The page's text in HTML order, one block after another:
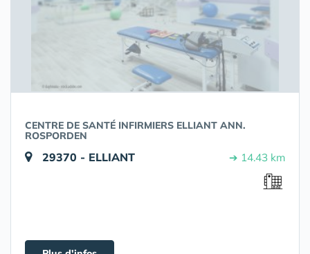
CENTRE DE SANTÉ INFIRMIERS ELLIANT ANN.
ROSPORDEN
29370 - ELLIANT ➔ 14.43 km